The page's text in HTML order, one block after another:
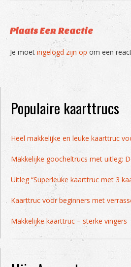
Plaats Een Reactie
Je moet ingelogd zijn op om een
Populaire kaarttrucs
Heel makkelijke en leuke kaarttruc
Makkelijke goocheltrucs met uitleg:
Uitleg “Superleuke kaarttruc met 3
Kaarttruc voor beginners met
Makkelijke kaarttruc – sterke vingers